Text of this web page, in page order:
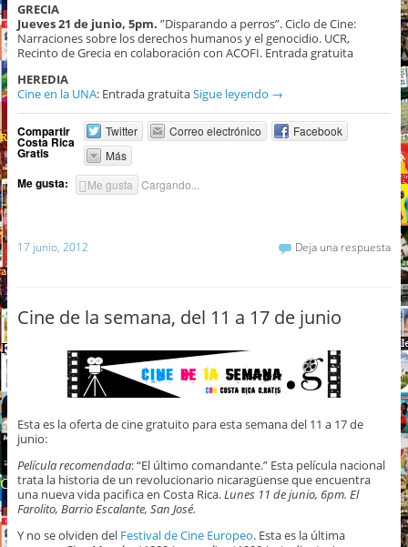
GRECIA
Jueves 21 de junio, 5pm. ”Disparando a perros”. Ciclo de Cine:
Narraciones sobre los derechos humanos y el genocidio. UCR,
Recinto de Grecia en colaboración con ACOFI. Entrada gratuita
HEREDIA
Cine en la UNA: Entrada gratuitaSigue leyendo →
Compartir
Costa Rica
Gratis
Twitter Correo electrónico
Facebook
Más
Me gusta: Me gusta Cargando...
17 junio, 2012 Deja una respuesta
Cine de la semana, del 11 a 17 de junio
Esta es la oferta de cine gratuito para esta semana del 11 a 17 de
junio:
Película recomendada: “El último comandante.” Esta película nacional
trata la historia de un revolucionario nicaragüense que encuentra
una nueva vida pacifica en Costa Rica.Lunes 11 de junio, 6pm. El
Farolito, Barrio Escalante, San José.
Y no se olviden del Festival de Cine Europeo. Esta es la última